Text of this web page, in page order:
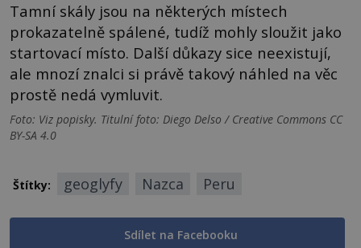
Tamní skály jsou na některých místech
prokazatelně spálené, tudíž mohly sloužit jako
startovací místo. Další důkazy sice neexistují,
ale mnozí znalci si právě takový náhled na věc
prostě nedá vymluvit.
Foto: Viz popisky. Titulní foto: Diego Delso / Creative Commons CC
BY-SA 4.0
Štítky: geoglyfy Nazca Peru
Sdílet na Facebooku